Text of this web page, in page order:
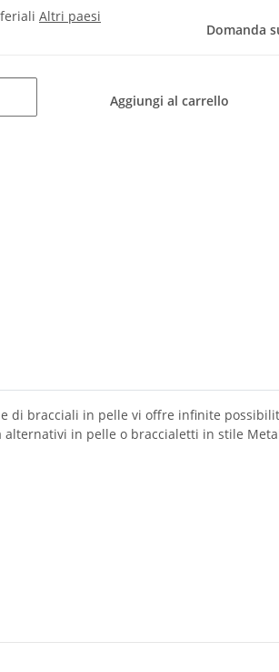
Altri paesi
Domanda
Aggiungi al carrello
di bracciali in pelle vi offre infinite
in pelle o braccialetti in stile